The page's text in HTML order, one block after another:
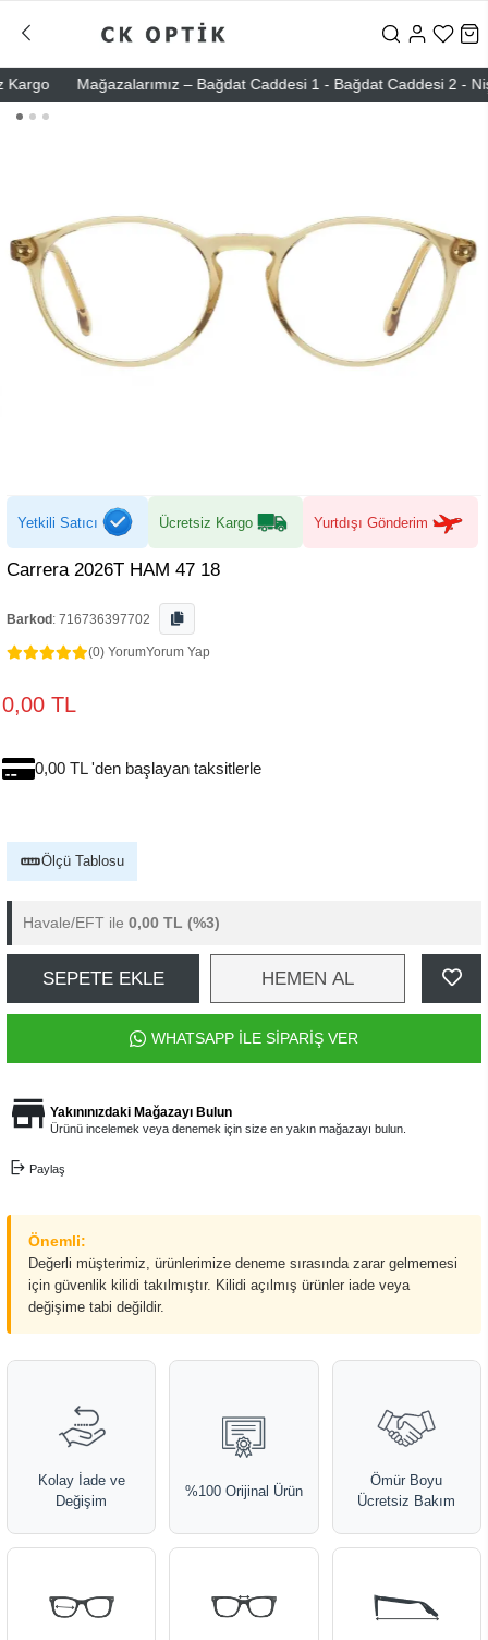
Mağazalarımız – Bağdat Caddesi 1 - Bağdat Caddesi 2 -
Yetkili Satıcı Ücretsiz Kargo Yurtdışı Gönderim
Carrera 2026T HAM 47 18
Barkod : 716736397702
(0) YorumYorum Yap
0,00 TL
0,00 TL 'den başlayan taksitlerle
Ölçü Tablosu
Havale/EFT ile 0,00 TL (%3)
SEPETE EKLE HEMEN AL
WHATSAPP İLE SİPARİŞ VER
Yakınınızdaki Mağazayı Bulun
Ürünü incelemek veya denemek için size en yakın mağazayı bulun.
Paylaş
Önemli:
Değerli müşterimiz, ürünlerimize deneme sırasında zarar gelmemesi
için güvenlik kilidi takılmıştır. Kilidi açılmış ürünler iade veya
değişime tabi değildir.
Kolay İade ve
Değişim
%100 Orijinal Ürün
Ömür Boyu
Ücretsiz Bakım